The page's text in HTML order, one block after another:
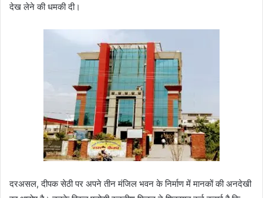
देख लेने की धमकी दी।
दरअसल, दीपक सेठी पर अपने तीन मंजिल भवन के निर्माण में मानकों की अनदेखी